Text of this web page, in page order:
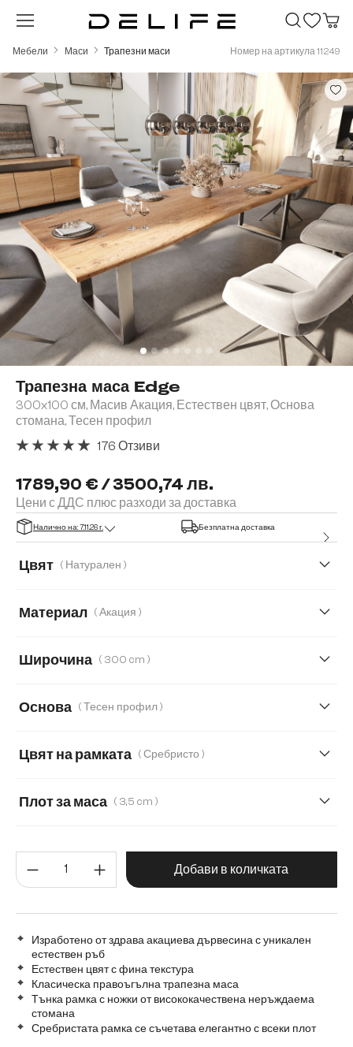
Преминете към основното съдържание
Мебели Маси Трапезни маси Номер на артикула 11249
Трапезна маса Edge
300x100 см, Масив Акация, Естествен цвят, Основа
стомана, Тесен профил
1789,90 € / 3500,74 лв.
Цени с ДДС плюс разходи за доставка
176 Отзиви
Налично на: 7.11.26 г. Безплатна доставка
Цвят ( Натурален )
Материал ( Акация )
Широчина ( 300 cm )
280 cm
Основа ( Тесен профил )
Цвят на рамката ( Сребристо )
Transparent
Плот за маса ( 3,5 cm )
Количество на продукта:
Добави в количката
Изработено от здрава акациева дървесина с уникален
естествен ръб
Естествен цвят с фина текстура
Класическа правоъгълна трапезна маса
Тънка рамка с ножки от висококачествена неръждаема
стомана
Сребристата рамка се съчетава елегантно с всеки плот
Пропуснете галерия с изображения